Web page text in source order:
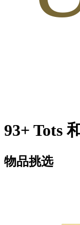
93+ Tots
物品挑选